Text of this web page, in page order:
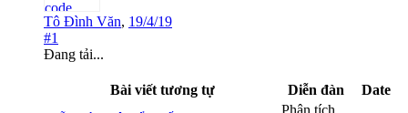
Tô Đình Văn, 19/4/19
#1
Đang tải...
Bài viết tương tự Diễn đàn
Date